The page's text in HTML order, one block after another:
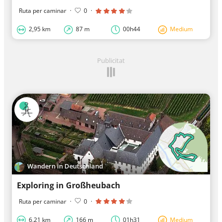
Ruta per caminar · 0 ·
2,95 km 87 m 00h44 Medium
Publicitat
Wandern in Deutschland
Exploring in Großheubach
Ruta per caminar · 0 ·
6,21 km 166 m 01h31 Medium